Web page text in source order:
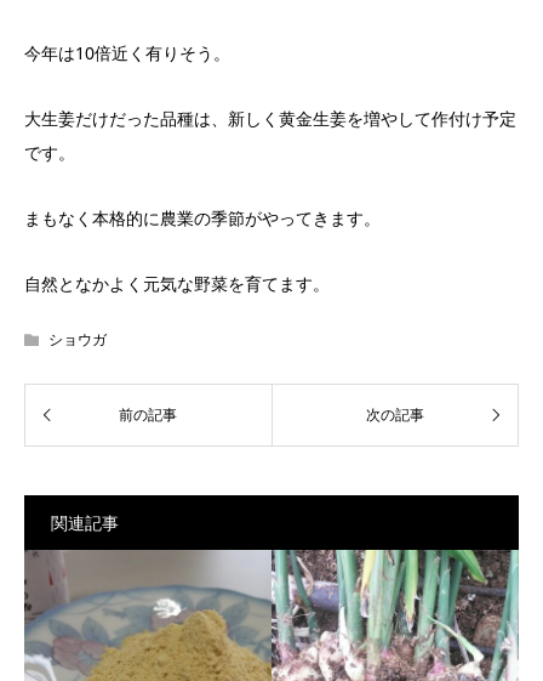
今年は10倍近く有りそう。
大生姜だけだった品種は、新しく黄金生姜を増やして作付け予定
です。
まもなく本格的に農業の季節がやってきます。
自然となかよく元気な野菜を育てます。
ショウガ
関連記事